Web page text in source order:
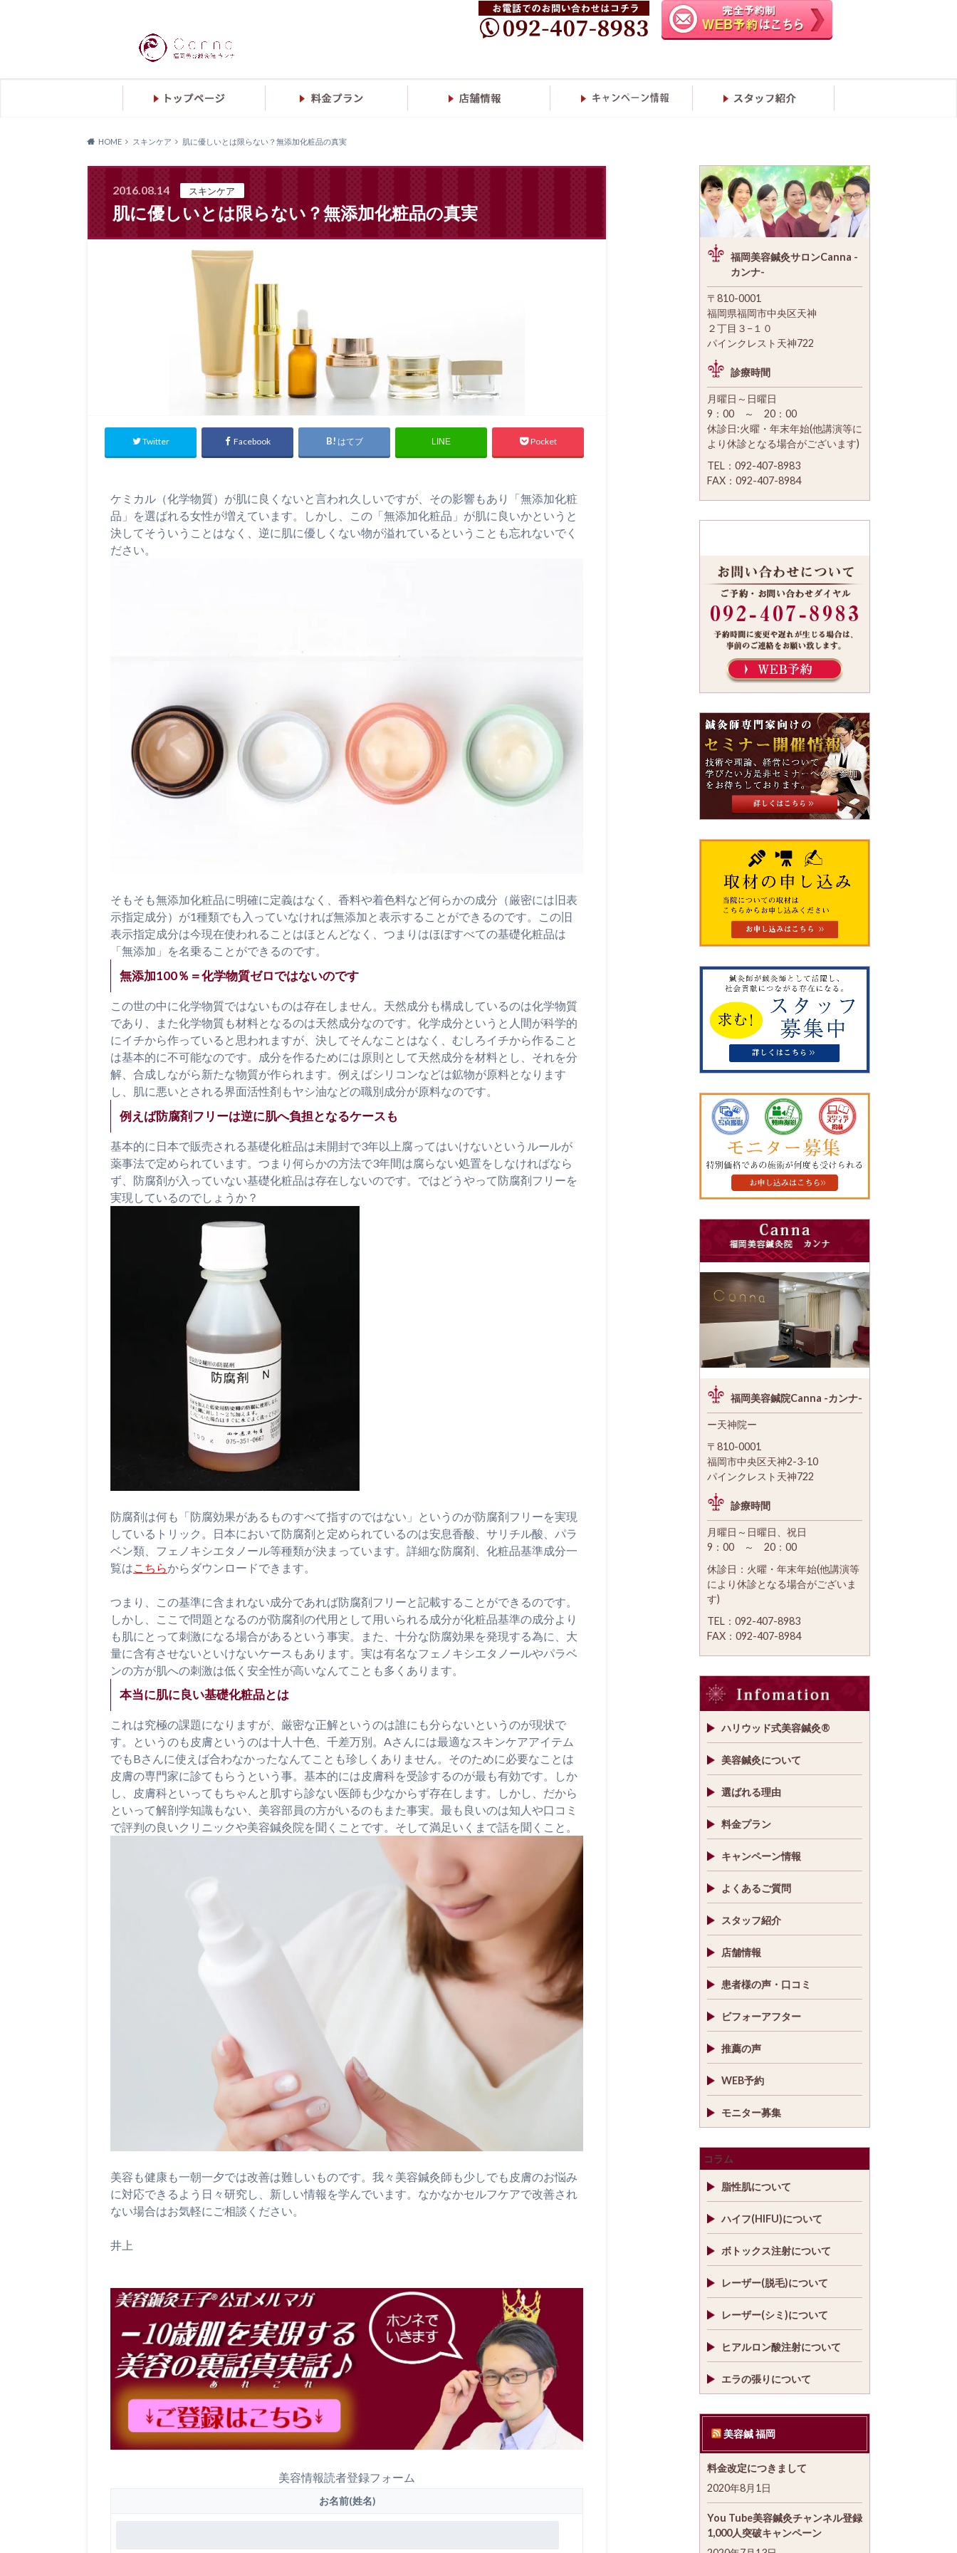
HOME スキンケア 肌に優しいとは限らない？無添加化粧品の真実
2016.08.14 スキンケア
肌に優しいとは限らない？無添加化粧品の真実
Twitter Facebook はてブ LINE Pocket
ケミカル（化学物質）が肌に良くないと言われ久しいですが、その影響もあり「無添加化粧
品」を選ばれる女性が増えています。しかし、この「無添加化粧品」が肌に良いかというと
決してそういうことはなく、逆に肌に優しくない物が溢れているということも忘れないでく
ださい。
そもそも無添加化粧品に明確に定義はなく、香料や着色料など何らかの成分（厳密には旧表
示指定成分）が1種類でも入っていなければ無添加と表示することができるのです。この旧
表示指定成分は今現在使われることはほとんどなく、つまりはほぼすべての基礎化粧品は
「無添加」を名乗ることができるのです。
無添加100％＝化学物質ゼロではないのです
この世の中に化学物質ではないものは存在しません。天然成分も構成しているのは化学物質
であり、また化学物質も材料となるのは天然成分なのです。化学成分というと人間が科学的
にイチから作っていると思われますが、決してそんなことはなく、むしろイチから作ること
は基本的に不可能なのです。成分を作るためには原則として天然成分を材料とし、それを分
解、合成しながら新たな物質が作られます。例えばシリコンなどは鉱物が原料となります
し、肌に悪いとされる界面活性剤もヤシ油などの職別成分が原料なのです。
例えば防腐剤フリーは逆に肌へ負担となるケースも
基本的に日本で販売される基礎化粧品は未開封で3年以上腐ってはいけないというルールが
薬事法で定められています。つまり何らかの方法で3年間は腐らない処置をしなければなら
ず、防腐剤が入っていない基礎化粧品は存在しないのです。ではどうやって防腐剤フリーを
実現しているのでしょうか？
防腐剤は何も「防腐効果があるものすべて指すのではない」というのが防腐剤フリーを実現
しているトリック。日本において防腐剤と定められているのは安息香酸、サリチル酸、パラ
ベン類、フェノキシエタノール等種類が決まっています。詳細な防腐剤、化粧品基準成分一
覧は こちらからダウンロードできます。
つまり、この基準に含まれない成分であれば防腐剤フリーと記載することができるのです。
しかし、ここで問題となるのが防腐剤の代用として用いられる成分が化粧品基準の成分より
も肌にとって刺激になる場合があるという事実。また、十分な防腐効果を発現する為に、大
量に含有させないといけないケースもあります。実は有名なフェノキシエタノールやパラベ
ンの方が肌への刺激は低く安全性が高いなんてことも多くあります。
本当に肌に良い基礎化粧品とは
これは究極の課題になりますが、厳密な正解というのは誰にも分らないというのが現状で
す。というのも皮膚というのは十人十色、千差万別。Aさんには最適なスキンケアアイテム
でもBさんに使えば合わなかったなんてことも珍しくありません。そのために必要なことは
皮膚の専門家に診てもらうという事。基本的には皮膚科を受診するのが最も有効です。しか
し、皮膚科といってもちゃんと肌すら診ない医師も少なからず存在します。しかし、だから
といって解剖学知識もない、美容部員の方がいるのもまた事実。最も良いのは知人や口コミ
で評判の良いクリニックや美容鍼灸院を聞くことです。そして満足いくまで話を聞くこと。
美容も健康も一朝一夕では改善は難しいものです。我々美容鍼灸師も少しでも皮膚のお悩み
に対応できるよう日々研究し、新しい情報を学んでいます。なかなかセルフケアで改善され
ない場合はお気軽にご相談ください。
井上
美容情報読者登録フォーム
お名前(姓名)
福岡美容鍼灸サロンCanna -
カンナ-
〒810-0001
福岡県福岡市中央区天神
２丁目３−１０
パインクレスト天神722
診療時間
月曜日～日曜日
9：00 ～ 20：00
休診日:火曜・年末年始(他講演等に
より休診となる場合がございます)
TEL：092-407-8983
FAX：092-407-8984
福岡美容鍼院Canna -カンナ-
ー天神院ー
〒810-0001
福岡市中央区天神2-3-10
パインクレスト天神722
診療時間
月曜日～日曜日、祝日
9：00 ～ 20：00
休診日：火曜・年末年始(他講演等
により休診となる場合がございま
す)
TEL：092-407-8983
FAX：092-407-8984
ハリウッド式美容鍼灸®
美容鍼灸について
選ばれる理由
料金プラン
キャンペーン情報
よくあるご質問
スタッフ紹介
店舗情報
患者様の声・口コミ
ビフォーアフター
推薦の声
WEB予約
モニター募集
コラム
脂性肌について
ハイフ(HIFU)について
ボトックス注射について
レーザー(脱毛)について
レーザー(シミ)について
ヒアルロン酸注射について
エラの張りについて
美容鍼 福岡
料金改定につきまして
2020年8月1日
You Tube美容鍼灸チャンネル登録
1,000人突破キャンペーン